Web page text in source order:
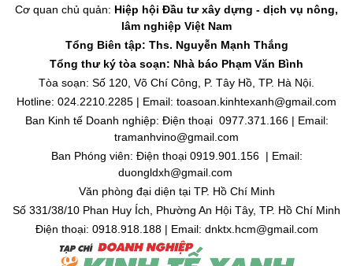
Cơ quan chủ quản: Hiệp hội Đầu tư xây dựng - dịch vụ nông,
lâm nghiệp Việt Nam
Tổng Biên tập: Ths. Nguyễn Mạnh Thắng
Tổng thư ký tòa soạn: Nhà báo Phạm Văn Bình
Tòa soạn: Số 120, Võ Chí Công, P. Tây Hồ, TP. Hà Nội.
Hotline: 024.2210.2285 | Email: toasoan.kinhtexanh@gmail.com
Ban Kinh tế Doanh nghiệp: Điện thoại 0977.371.166 | Email:
tramanhvino@gmail.com
Ban Phóng viên: Điện thoại 0919.901.156 | Email:
duongldxh@gmail.com
Văn phòng đại diện tại TP. Hồ Chí Minh
Số 331/38/10 Phan Huy Ích, Phường An Hội Tây, TP. Hồ Chí Minh
Điện thoại: 0918.918.188 | Email: dnktx.hcm@gmail.com